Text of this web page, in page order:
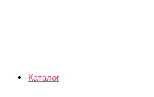
Каталог